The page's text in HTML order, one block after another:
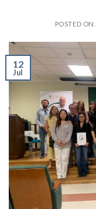
POSTED ON
12
Jul